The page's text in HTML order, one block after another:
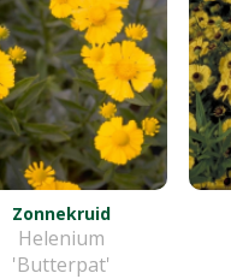
Zonnekruid
Helenium
'Butterpat'